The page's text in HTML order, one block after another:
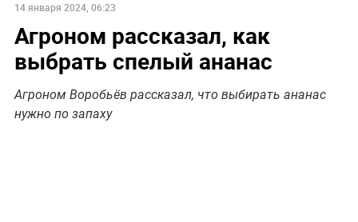
14 января 2024, 06:23
Агроном рассказал, как
выбрать спелый ананас
Агроном Воробьёв рассказал, что выбирать ананас
нужно по запаху